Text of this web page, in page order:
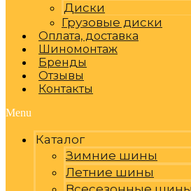
Диски
Грузовые диски
Оплата, доставка
Шиномонтаж
Бренды
Отзывы
Контакты
Menu
Каталог
Зимние шины
Летние шины